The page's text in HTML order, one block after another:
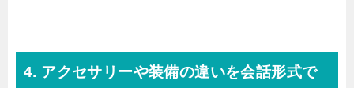
4. アクセサリーや装備の違いを会話形式で